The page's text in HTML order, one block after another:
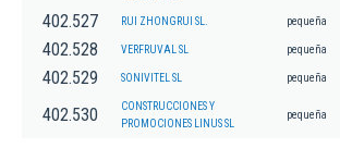
402.527 RUI ZHONGRUI SL. pequeña
402.528 VERFRUVAL SL pequeña
402.529 SONIVITEL SL pequeña
402.530
CONSTRUCCIONES Y
PROMOCIONES LINUS SL
pequeña